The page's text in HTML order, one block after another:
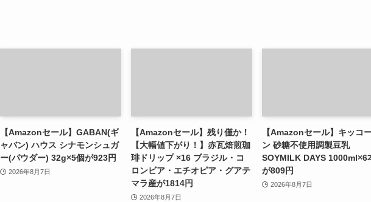
【Amazonセール】GABAN(ギ
ャバン) ハウス シナモンシュガ
ー(パウダー) 32g×5個が923円
2026年8月7日
【Amazonセール】残り僅か！
【大幅値下がり！】赤瓦焙煎珈
琲ドリップ ×16 ブラジル・コ
ロンビア・エチオピア・グアテ
マラ産が1814円
2026年8月7日
【Amazonセール】キッコ
ン 砂糖不使用調製豆乳
SOYMILK DAYS 1000ml×6
が809円
2026年8月7日